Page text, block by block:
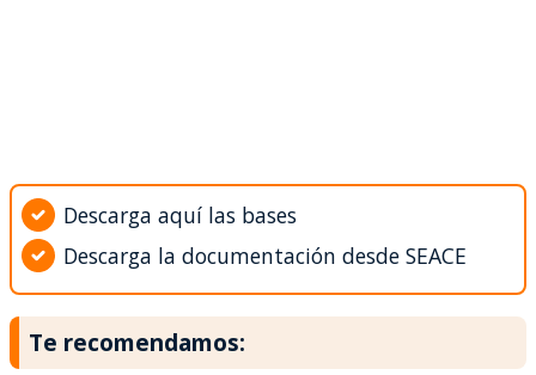
Descarga aquí las bases
Descarga la documentación desde SEACE
Te recomendamos: